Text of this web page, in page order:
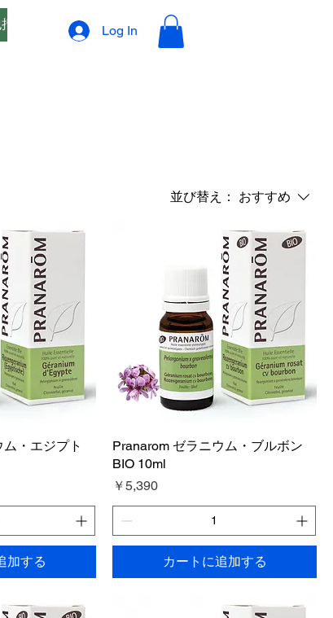
支援 オリジナルブレンド精油 ご相談窓口
Log In
並び替え： おすすめ
・エジプト
加する
Pranarom ゼラニウム・ブルボン
BIO 10ml
価格
￥5,390
カートに追加する